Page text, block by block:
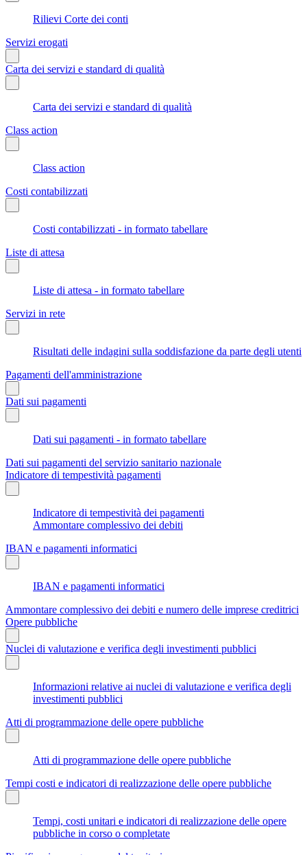
Rilievi Corte dei conti
Servizi erogati
Carta dei servizi e standard di qualità
Carta dei servizi e standard di qualità
Class action
Class action
Costi contabilizzati
Costi contabilizzati - in formato tabellare
Liste di attesa
Liste di attesa - in formato tabellare
Servizi in rete
Risultati delle indagini sulla soddisfazione da parte degli utenti
Pagamenti dell'amministrazione
Dati sui pagamenti
Dati sui pagamenti - in formato tabellare
Dati sui pagamenti del servizio sanitario nazionale
Indicatore di tempestività pagamenti
Indicatore di tempestività dei pagamenti
Ammontare complessivo dei debiti
IBAN e pagamenti informatici
IBAN e pagamenti informatici
Ammontare complessivo dei debiti e numero delle imprese creditrici
Opere pubbliche
Nuclei di valutazione e verifica degli investimenti pubblici
Informazioni relative ai nuclei di valutazione e verifica degli
investimenti pubblici
Atti di programmazione delle opere pubbliche
Atti di programmazione delle opere pubbliche
Tempi costi e indicatori di realizzazione delle opere pubbliche
Tempi, costi unitari e indicatori di realizzazione delle opere
pubbliche in corso o completate